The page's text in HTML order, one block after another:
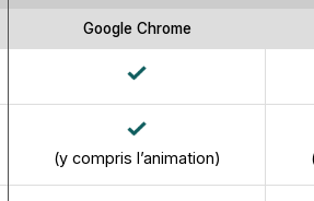
Google Chrome
(y compris l’animation)